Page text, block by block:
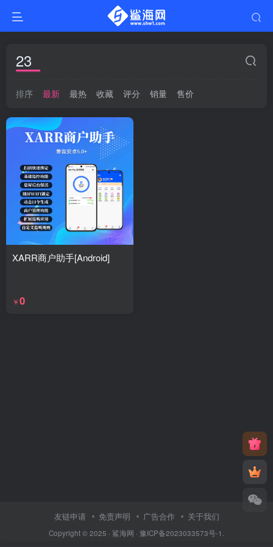
23
排序 最新 最热 收藏 评分 销量 售价
XARR商户助手[Android]
￥0
友链申请 免责声明 广告合作 关于我们
Copyright © 2025 · 鲨海网 · 豫ICP备2023033573号-1